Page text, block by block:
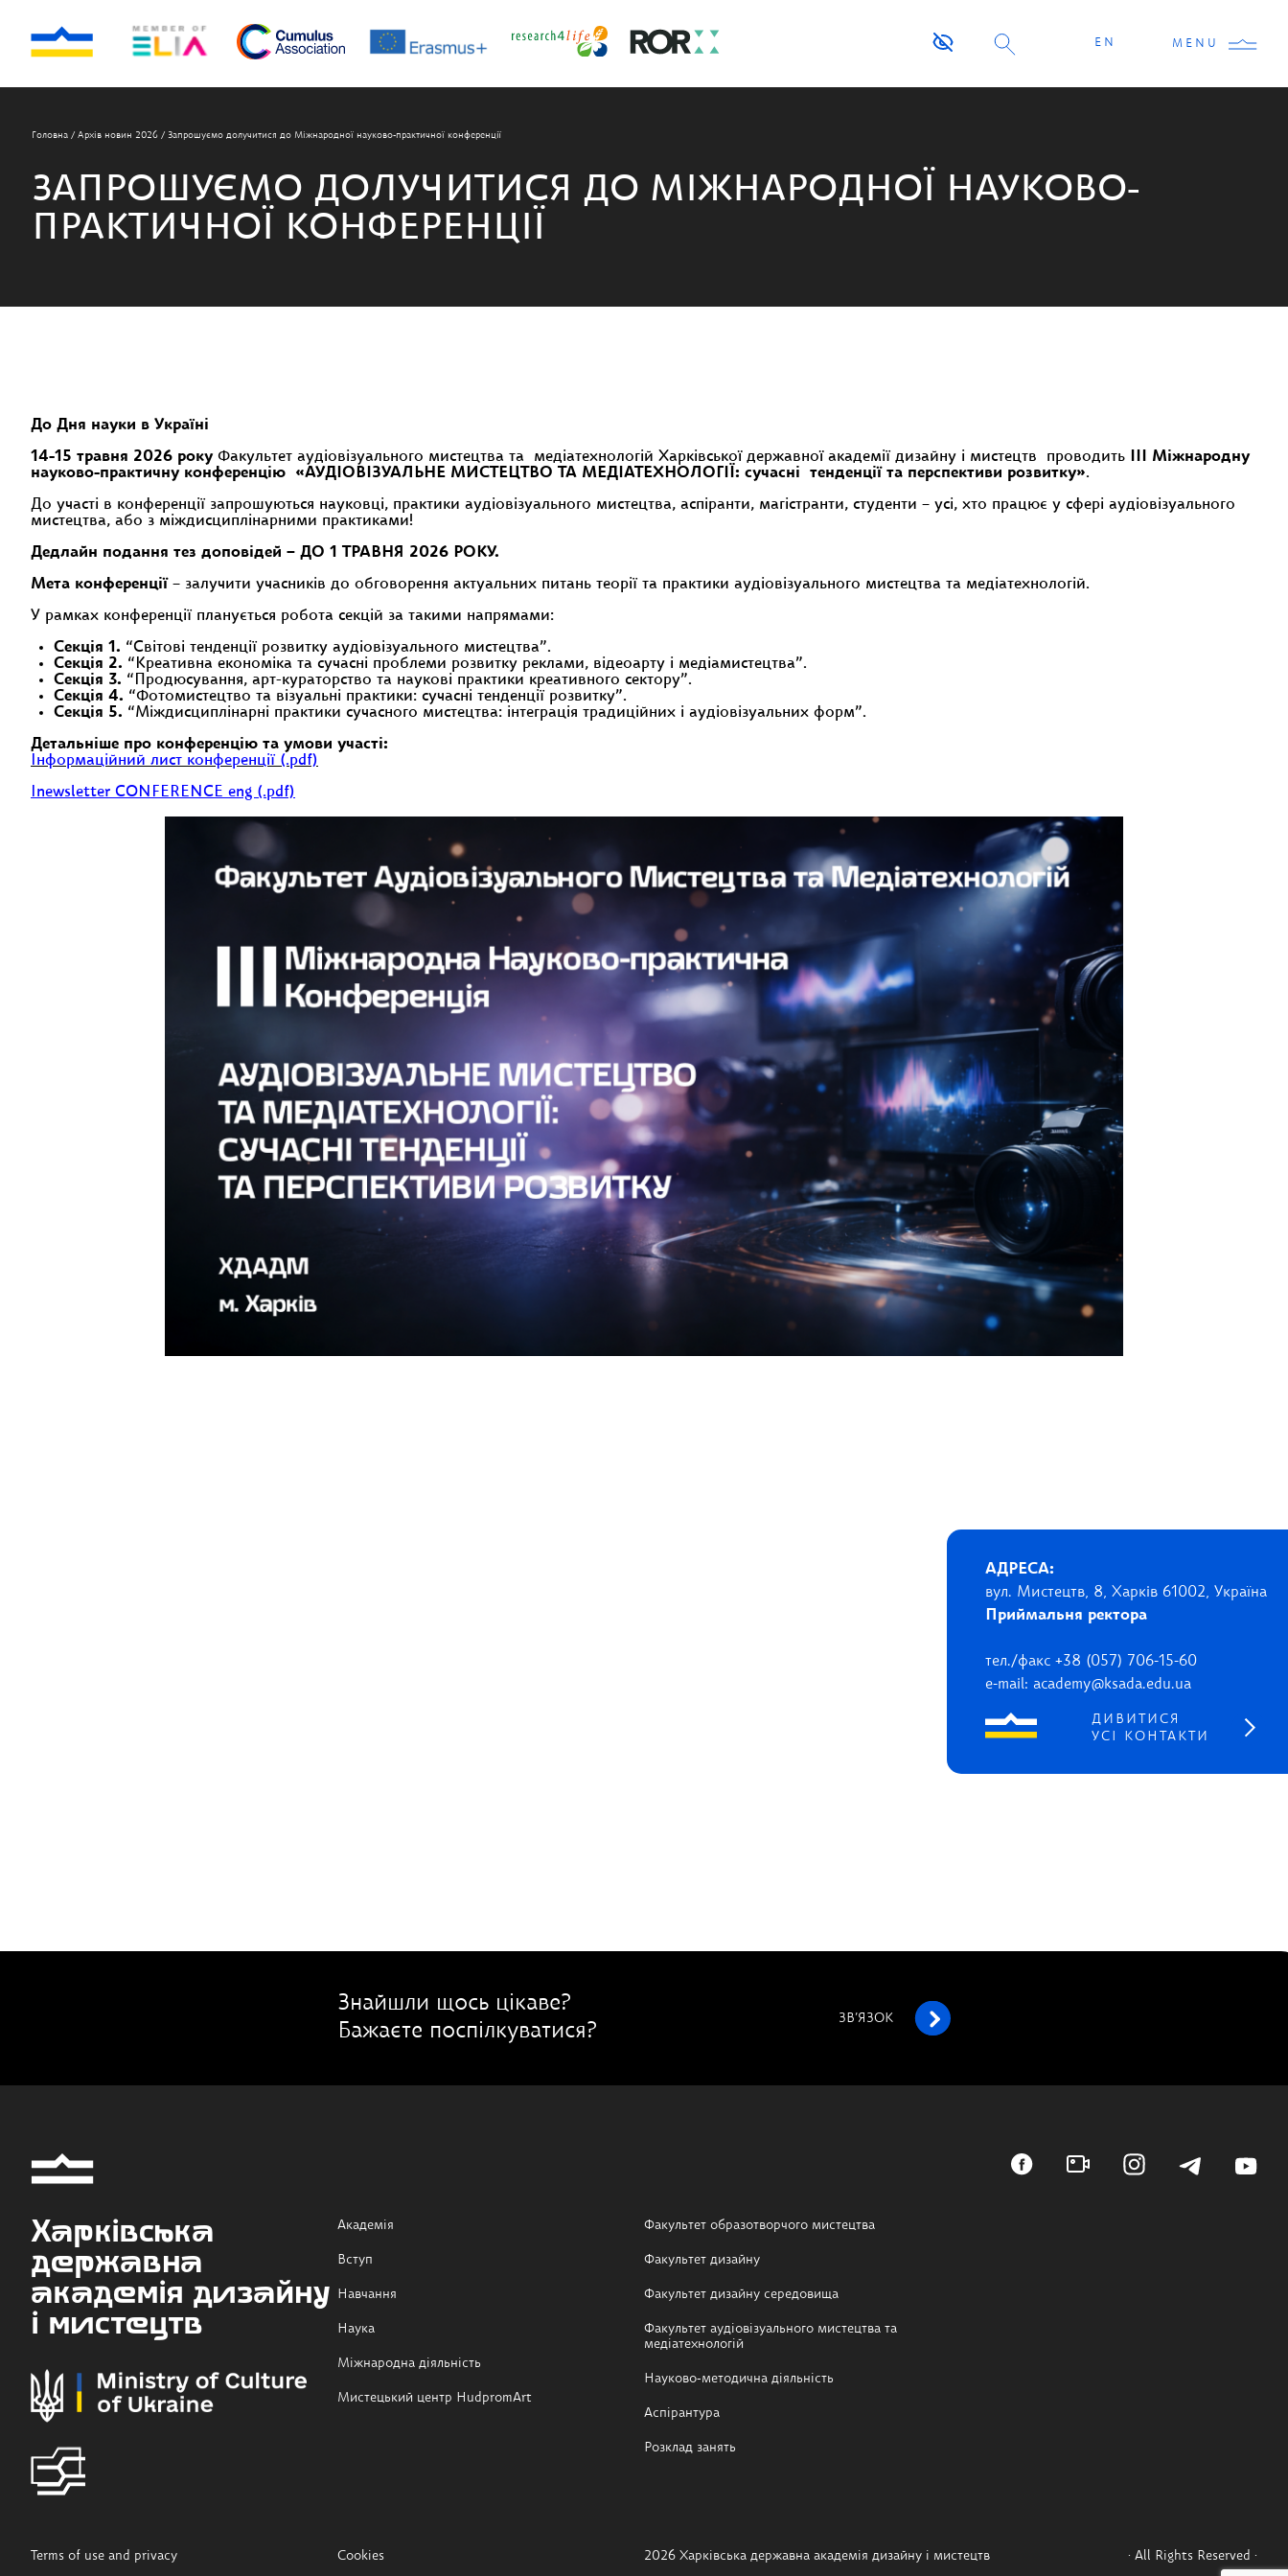
EN MENU
Головна / Архів новин 2026 / Запрошуємо долучитися до Міжнародної науково-практичної конференції
ЗАПРОШУЄМО ДОЛУЧИТИСЯ ДО МІЖНАРОДНОЇ НАУКОВО-
ПРАКТИЧНОЇ КОНФЕРЕНЦІЇ
До Дня науки в Україні
14-15 травня 2026 рокуФакультет аудіовізуального мистецтва та медіатехнологій Харківської державної академії дизайну і мистецтв проводить
ІІІ Міжнародну
науково-практичну конференцію «АУДІОВІЗУАЛЬНЕ МИСТЕЦТВО ТА МЕДІАТЕХНОЛОГІЇ: сучасні тенденції та перспективи розвитку».
До участі в конференції запрошуються науковці, практики аудіовізуального мистецтва, аспіранти, магістранти, студенти – усі, хто працює у сфері аудіовізуального
мистецтва, або з міждисциплінарними практиками!
Дедлайн подання тез доповідей – ДО 1 ТРАВНЯ 2026 РОКУ.
Мета конференції– залучити учасників до обговорення актуальних питань теорії та практики аудіовізуального мистецтва та медіатехнологій.
У рамках конференції планується робота секцій за такими напрямами:
Секція 1. “Світові тенденції розвитку аудіовізуального мистецтва”.
Секція 2. “Креативна економіка та сучасні проблеми розвитку реклами, відеоарту і медіамистецтва”.
Секція 3. “Продюсування, арт-кураторство та наукові практики креативного сектору”.
Секція 4. “Фотомистецтво та візуальні практики: сучасні тенденції розвитку”.
Секція 5. “Міждисциплінарні практики сучасного мистецтва: інтеграція традиційних і аудіовізуальних форм”.
Детальніше про конференцію та умови участі:
Інформаційний лист конференції (.pdf)
Іnewsletter CONFERENCE eng (.pdf)
АДРЕСА:
вул. Мистецтв, 8, Харків 61002, Україна
Приймальня ректора
тел./факс +38 (057) 706-15-60
e-mail: academy@ksada.edu.ua
ДИВИТИСЯ
УСІ КОНТАКТИ
Знайшли щось цікаве?
Бажаєте поспілкуватися?
ЗВ’ЯЗОК
Харківська
державна
академія дизайну
і мистецтв
Академія
Вступ
Навчання
Наука
Міжнародна діяльність
Мистецький центр HudpromArt
Факультет образотворчого мистецтва
Факультет дизайну
Факультет дизайну середовища
Факультет аудіовізуального мистецтва та
медіатехнологій
Науково-методична діяльність
Аспірантура
Розклад занять
Terms of use and privacy Cookies 2026 Харківська державна академія дизайну і мистецтв · All Rights Reserved ·